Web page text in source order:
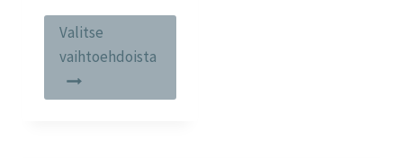
through
Valitse
vaihtoehdoista
useampi